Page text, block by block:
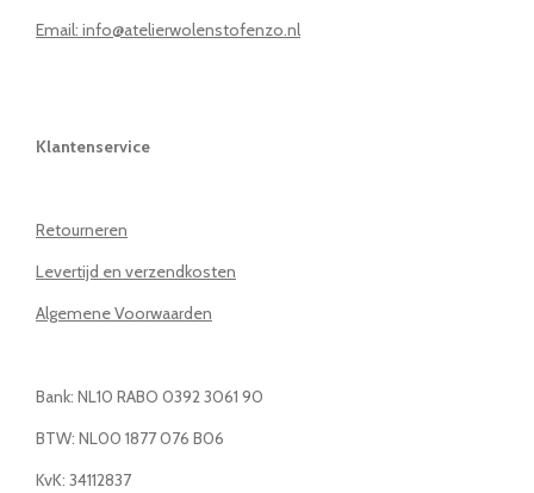
Email: info@atelierwolenstofenzo.nl
Klantenservice
Retourneren
Levertijd en verzendkosten
Algemene Voorwaarden
Bank: NL10 RABO 0392 3061 90
BTW: NL00 1877 076 B06
KvK: 34112837